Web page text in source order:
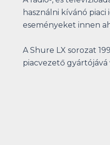
használni kívánó
eseményeket innen
A Shure LX sorozat
piacvezető